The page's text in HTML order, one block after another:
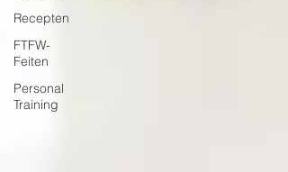
Recepten
FTFW-
Feiten
Personal
Training